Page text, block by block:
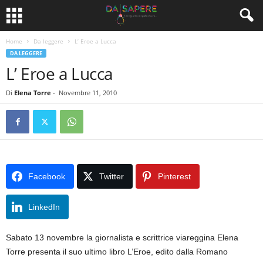
Home Da leggere L’ Eroe a Lucca
DA LEGGERE
L’ Eroe a Lucca
Di Elena Torre - Novembre 11, 2010
Facebook Twitter Pinterest
LinkedIn
Sabato 13 novembre la giornalista e scrittrice viareggina Elena
Torre presenta il suo ultimo libro L’Eroe, edito dalla Romano